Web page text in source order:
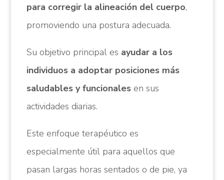
para corregir la alineación del cuerpo,
promoviendo una postura adecuada.
Su objetivo principal es ayudar a los
individuos a adoptar posiciones más
saludables y funcionalesen sus
actividades diarias.
Este enfoque terapéutico es
especialmente útil para aquellos que
pasan largas horas sentados o de pie, ya